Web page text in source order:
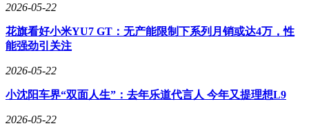
2026-05-22
花旗看好小米YU7 GT：无产能限制下系列月销或达4万，性
能强劲引关注
2026-05-22
小沈阳车界“双面人生”：去年乐道代言人 今年又提理想L9
2026-05-22